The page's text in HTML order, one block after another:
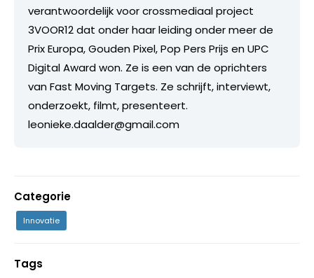
verantwoordelijk voor crossmediaal project
3VOOR12 dat onder haar leiding onder meer de
Prix Europa, Gouden Pixel, Pop Pers Prijs en UPC
Digital Award won. Ze is een van de oprichters
van Fast Moving Targets. Ze schrijft, interviewt,
onderzoekt, filmt, presenteert.
leonieke.daalder@gmail.com
Categorie
Innovatie
Tags